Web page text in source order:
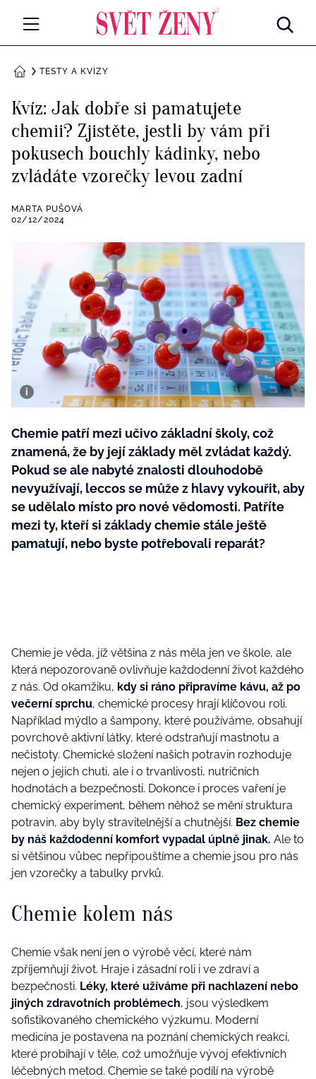
Všechny kategorie
Rozhovory
RETROHUBKY
PSYCHOLOGIE
Seberozvoj
ZDRAVÍ
Životní styl
Všechny kategorie
Testy a kvízy
BYDLENÍ
Všechny kategorie
Tvoření
Rady a tipy
BurdaMedia
Extra
SVĚT ŽENY - 599 KČ
ROČNÍ PŘEDPLATNÉ SVĚT ŽENY +
SADA PRODUKTŮ MANA (10 ks)
DOMŮTESTY A KVÍZY
Kvíz: Jak dobře si pamatujete
chemii? Zjistěte, jestli by vám při
pokusech bouchly kádinky, nebo
zvládáte vzorečky levou zadní
MARTA PUŠOVÁ
02/12/2024
Chemie patří mezi učivo základní školy, což
znamená, že by její základy měl zvládat každý.
Pokud se ale nabyté znalosti dlouhodobě
nevyužívají, leccos se může z hlavy vykouřit, aby
se udělalo místo pro nové vědomosti. Patříte
mezi ty, kteří si základy chemie stále ještě
pamatují, nebo byste potřebovali reparát?
Chemie je věda, jíž většina z nás měla jen ve škole, ale
která nepozorovaně ovlivňuje každodenní život každého
z nás. Od okamžiku, kdy si ráno připravíme kávu, až po
večerní sprchu, chemické procesy hrají klíčovou roli.
Například mýdlo a šampony, které používáme, obsahují
povrchově aktivní látky, které odstraňují mastnotu a
nečistoty. Chemické složení našich potravin rozhoduje
nejen o jejich chuti, ale i o trvanlivosti, nutričních
hodnotách a bezpečnosti. Dokonce i proces vaření je
chemický experiment, během něhož se mění struktura
potravin, aby byly stravitelnější a chutnější. Bez chemie
by náš každodenní komfort vypadal úplně jinak. Ale to
si většinou vůbec nepřipouštíme a chemie jsou pro nás
jen vzorečky a tabulky prvků.
Chemie kolem nás
Chemie však není jen o výrobě věcí, které nám
zpříjemňují život. Hraje i zásadní roli i ve zdraví a
bezpečnosti. Léky, které užíváme při nachlazení nebo
jiných zdravotních problémech, jsou výsledkem
sofistikovaného chemického výzkumu. Moderní
medicína je postavena na poznání chemických reakcí,
které probíhají v těle, což umožňuje vývoj efektivních
léčebných metod. Chemie se také podílí na výrobě